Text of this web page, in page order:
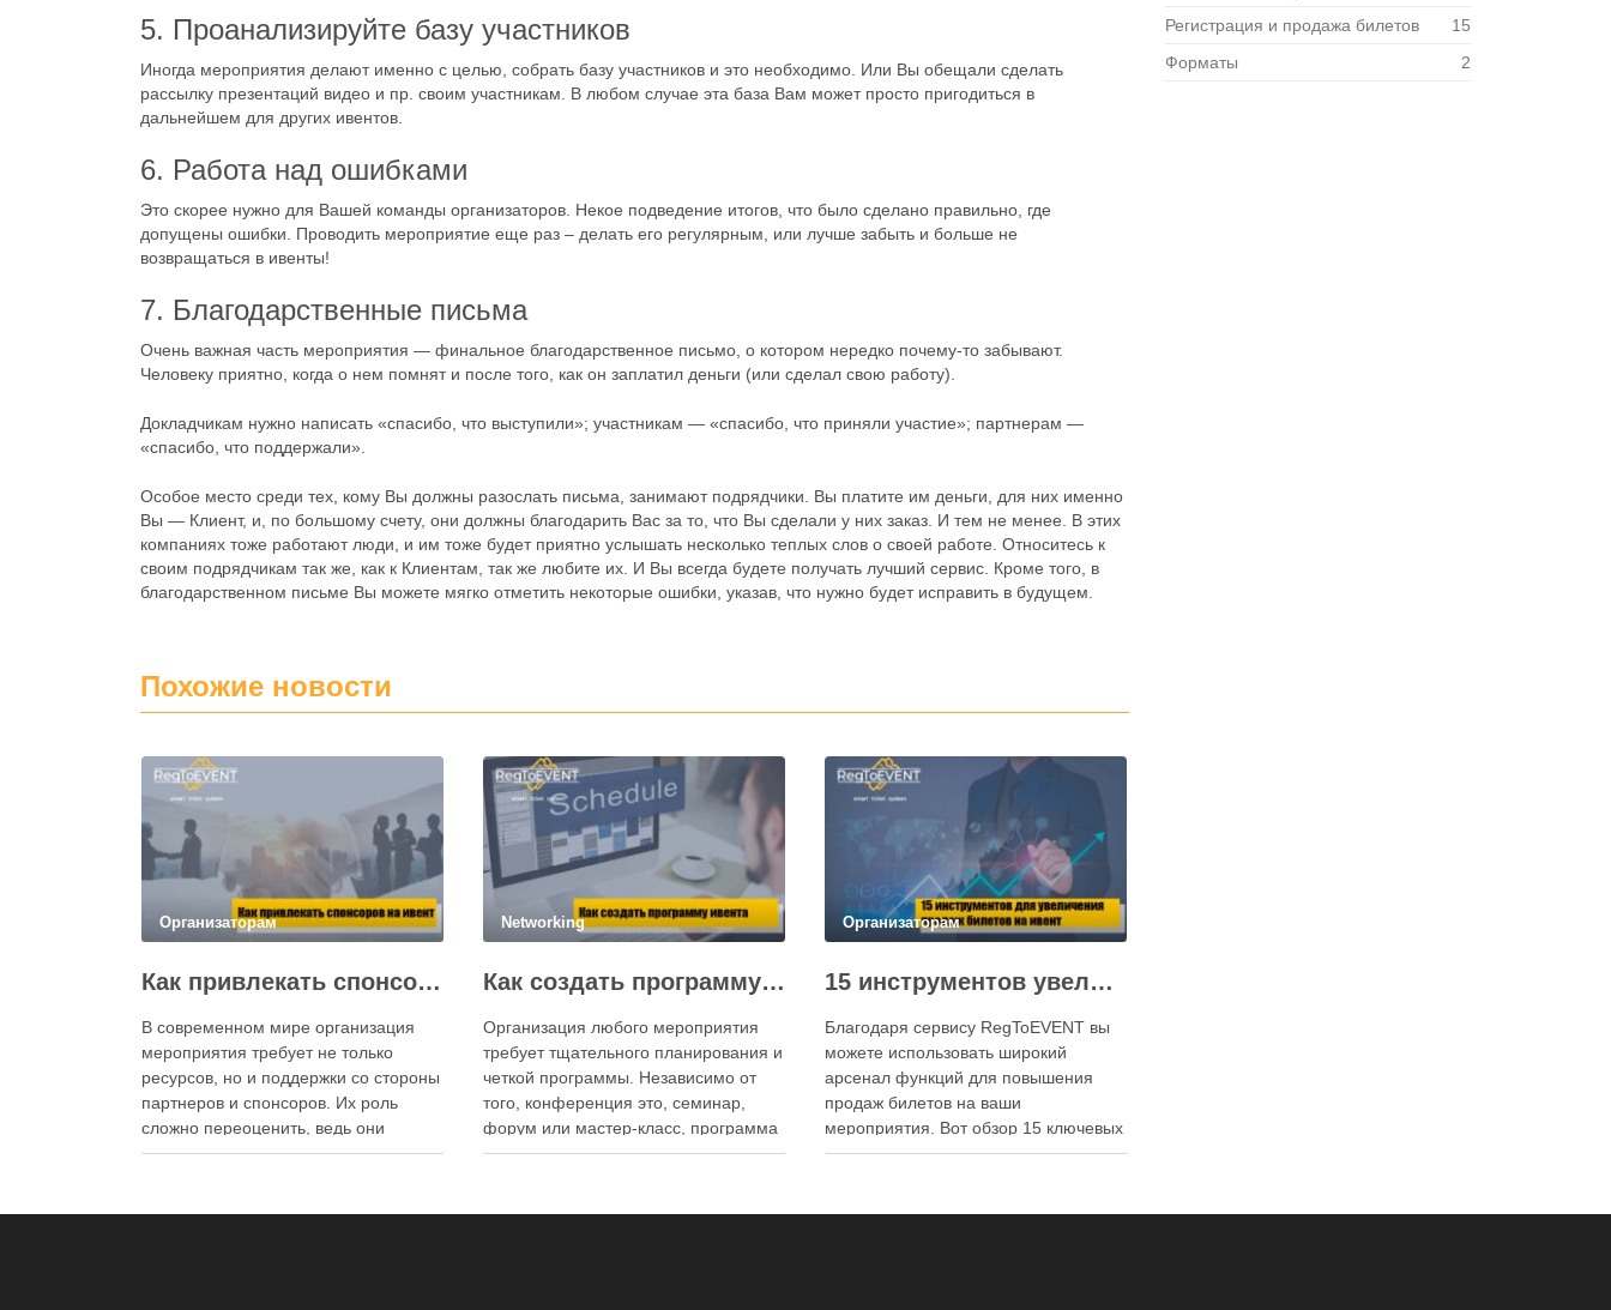
5. Проанализируйте базу участников
Иногда мероприятия делают именно с целью, собрать базу участников и это необходимо. Или Вы обещали сделать
рассылку презентаций видео и пр. своим участникам. В любом случае эта база Вам может просто пригодиться в
дальнейшем для других ивентов.
6. Работа над ошибками
Это скорее нужно для Вашей команды организаторов. Некое подведение итогов, что было сделано правильно, где
допущены ошибки. Проводить мероприятие еще раз – делать его регулярным, или лучше забыть и больше не
возвращаться в ивенты!
7. Благодарственные письма
Очень важная часть мероприятия — финальное благодарственное письмо, о котором нередко почему-то забывают.
Человеку приятно, когда о нем помнят и после того, как он заплатил деньги (или сделал свою работу).
Докладчикам нужно написать «спасибо, что выступили»; участникам — «спасибо, что приняли участие»; партнерам —
«спасибо, что поддержали».
Особое место среди тех, кому Вы должны разослать письма, занимают подрядчики. Вы платите им деньги, для них именно
Вы — Клиент, и, по большому счету, они должны благодарить Вас за то, что Вы сделали у них заказ. И тем не менее. В этих
компаниях тоже работают люди, и им тоже будет приятно услышать несколько теплых слов о своей работе. Относитесь к
своим подрядчикам так же, как к Клиентам, так же любите их. И Вы всегда будете получать лучший сервис. Кроме того, в
благодарственном письме Вы можете мягко отметить некоторые ошибки, указав, что нужно будет исправить в будущем.
Похожие новости
Организаторам
Как привлекать спонсоров и партнеров на мероприятие
В современном мире организация
мероприятия требует не только
ресурсов, но и поддержки со стороны
партнеров и спонсоров. Их роль
сложно переоценить, ведь они
помогают покрывать расходы,
Networking
Как создать программу мероприятия: эффективный тайминг и интерактив для участников
Организация любого мероприятия
требует тщательного планирования и
четкой программы. Независимо от
того, конференция это, семинар,
форум или мастер-класс, программа
играет ключевую роль в обеспечении
Организаторам
15 инструментов увеличения продаж билетов на события
Благодаря сервису RegToEVENT вы
можете использовать широкий
арсенал функций для повышения
продаж билетов на ваши
мероприятия. Вот обзор 15 ключевых
инструментов, которые помогут вам
Регистрация и продажа билетов
15
Форматы
2